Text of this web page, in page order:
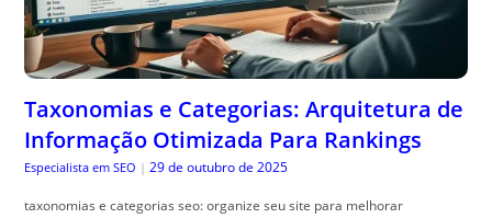
Taxonomias e Categorias: Arquitetura de
Informação Otimizada Para Rankings
Especialista em SEO | 29 de outubro de 2025
taxonomias e categorias seo: organize seu site para melhorar